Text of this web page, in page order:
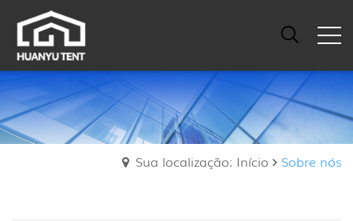
Sua localização: Início Sobre nós